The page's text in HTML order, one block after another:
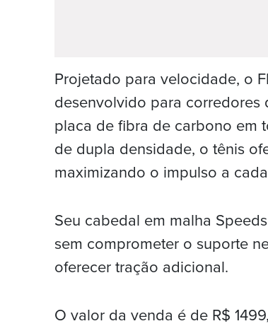
Projetado para velocidade, o
desenvolvido para corredores
placa de fibra de carbono em
de dupla densidade, o tênis
maximizando o impulso a
Seu cabedal em malha
sem comprometer o suporte
oferecer tração adicional.
O valor da venda é de R$